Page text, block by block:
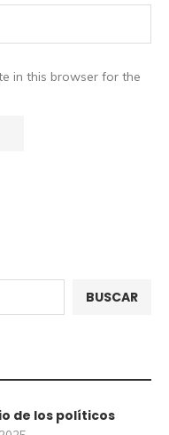
in this browser for the
BUSCAR
de los políticos